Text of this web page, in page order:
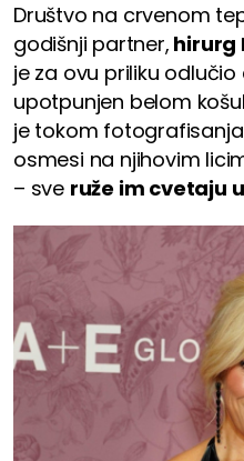
Društvo na crvenom
godišnji partner, hirurg
je za ovu priliku
upotpunjen belom
je tokom
osmesi na njihovim
– sve ruže im cvetaju